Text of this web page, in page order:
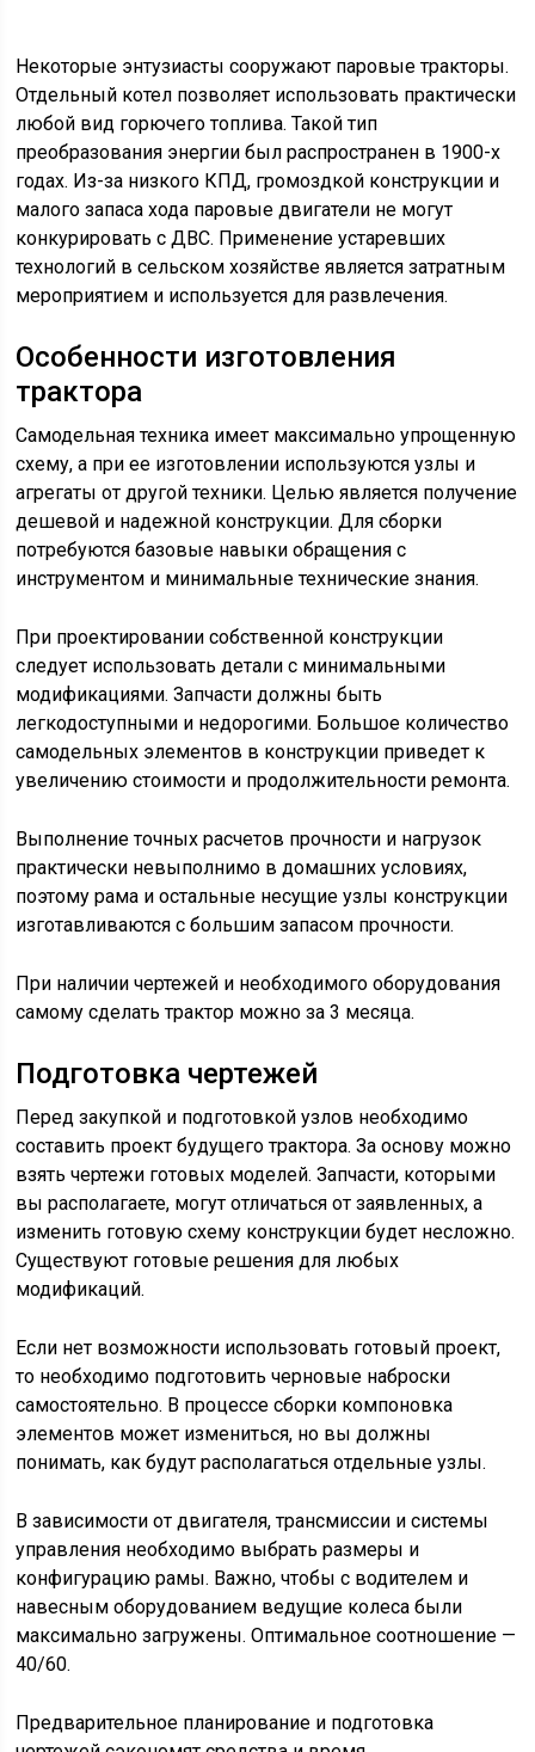
Некоторые энтузиасты сооружают паровые тракторы.
Отдельный котел позволяет использовать практически
любой вид горючего топлива. Такой тип
преобразования энергии был распространен в 1900-х
годах. Из-за низкого КПД, громоздкой конструкции и
малого запаса хода паровые двигатели не могут
конкурировать с ДВС. Применение устаревших
технологий в сельском хозяйстве является затратным
мероприятием и используется для развлечения.
Особенности изготовления
трактора
Самодельная техника имеет максимально упрощенную
схему, а при ее изготовлении используются узлы и
агрегаты от другой техники. Целью является получение
дешевой и надежной конструкции. Для сборки
потребуются базовые навыки обращения с
инструментом и минимальные технические знания.
При проектировании собственной конструкции
следует использовать детали с минимальными
модификациями. Запчасти должны быть
легкодоступными и недорогими. Большое количество
самодельных элементов в конструкции приведет к
увеличению стоимости и продолжительности ремонта.
Выполнение точных расчетов прочности и нагрузок
практически невыполнимо в домашних условиях,
поэтому рама и остальные несущие узлы конструкции
изготавливаются с большим запасом прочности.
При наличии чертежей и необходимого оборудования
самому сделать трактор можно за 3 месяца.
Подготовка чертежей
Перед закупкой и подготовкой узлов необходимо
составить проект будущего трактора. За основу можно
взять чертежи готовых моделей. Запчасти, которыми
вы располагаете, могут отличаться от заявленных, а
изменить готовую схему конструкции будет несложно.
Существуют готовые решения для любых
модификаций.
Если нет возможности использовать готовый проект,
то необходимо подготовить черновые наброски
самостоятельно. В процессе сборки компоновка
элементов может измениться, но вы должны
понимать, как будут располагаться отдельные узлы.
В зависимости от двигателя, трансмиссии и системы
управления необходимо выбрать размеры и
конфигурацию рамы. Важно, чтобы с водителем и
навесным оборудованием ведущие колеса были
максимально загружены. Оптимальное соотношение —
40/60.
Предварительное планирование и подготовка